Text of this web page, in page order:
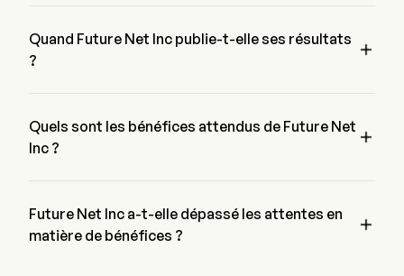
croissance, génération de trésorerie et allocation de capital, et
effet de levier.
Quand Future Net Inc publie-t-elle ses résultats
?

Quels sont les bénéfices attendus de Future Net
Inc ?

Future Net Inc a-t-elle dépassé les attentes en
matière de bénéfices ?
